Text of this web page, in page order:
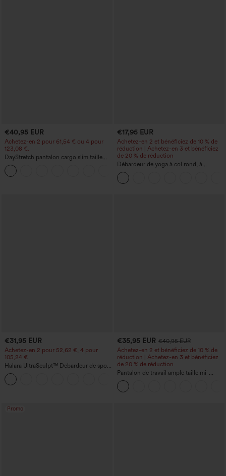
€40,95 EUR
Achetez-en 2 pour 61,54 € ou 4 pour
123,08 €.
DayStretch pantalon cargo slim taille
haute, poches zippées, uni
€17,95 EUR
Achetez-en 2 et bénéficiez de 10 % de
réduction | Achetez-en 3 et bénéficiez
de 20 % de réduction
Débardeur de yoga à col rond, à
fronces, effet rafraîchissant - UPF50+
€31,95 EUR
Achetez-en 2 pour 52,62 €, 4 pour
105,24 €
Halara UltraSculpt™ Débardeur de sport
à col rond et ourlet arrondi
€35,95 EUR €40,95 EUR
Achetez-en 2 et bénéficiez de 10 % de
réduction | Achetez-en 3 et bénéficiez
de 20 % de réduction
Pantalon de travail ample taille mi-
haute, coupe « barrel » (jambe en forme
de tonneau) avec poches
Promo